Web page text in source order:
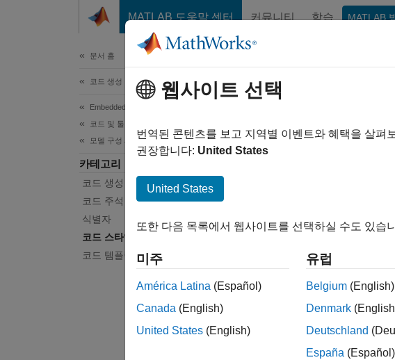
MATLAB 도움말 센터 커뮤니티 학습 MATLAB
문서 홈
코드 생성
Embedded Coder
코드 및 툴 사용자 지정
모델 구성 세트 사용자 지정
카테고리
코드 생성 구성 세트
코드 주석
식별자
코드 스타일
코드 템플릿
이 페이지는 기계 번역
코드 생성기를 스타일
성능이나 가독성을 우
거듭제곱으로 곱할 때
가독성이 떨어집니다.
도움말 항목
Enhance Readability
Describes how to
웹사이트 선택
번역된 콘텐츠를 보고 지역별 이벤트와 혜택을 살
권장합니다: United States
United States
또한 다음 목록에서 웹사이트를 선택하실 수도 있습
미주
América Latina (Español)
Canada (English)
United States (English)
유럽
Belgium (English)
Denmark
Deutschland
España (Español)